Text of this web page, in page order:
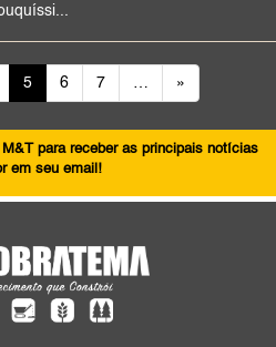
5 6 7 … »
para receber as principais notícias
em seu email!